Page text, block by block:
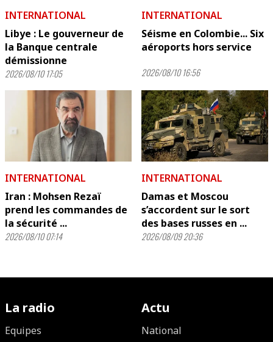
INTERNATIONAL
Libye : Le gouverneur de
la Banque centrale
démissionne
2026/08/10 17:05
INTERNATIONAL
Séisme en Colombie... Six
aéroports hors service
2026/08/10 16:56
INTERNATIONAL
Iran : Mohsen Rezaï
prend les commandes de
la sécurité ...
2026/08/10 07:14
INTERNATIONAL
Damas et Moscou
s’accordent sur le sort
des bases russes en ...
2026/08/09 20:36
La radio
Equipes
Actu
National